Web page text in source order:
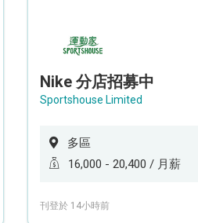
Nike 分店招募中
Sportshouse Limited
多區
16,000 - 20,400 / 月薪
刊登於 14小時前